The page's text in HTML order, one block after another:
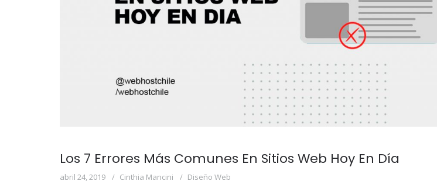
Los 7 Errores Más Comunes En Sitios Web Hoy En Día
abril 24, 2019 Cinthia Mancini Diseño Web